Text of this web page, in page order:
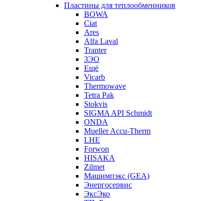
Пластины для теплообменников
BOWA
Ciat
Ares
Alfa Laval
Tranter
ЗЭО
Ещё
Vicarb
Thermowave
Tetra Pak
Stokvis
SIGMA API Schmidt
ONDA
Mueller Accu-Therm
LHE
Forwon
HISAKA
Zilmet
Машимпэкс (GEA)
Энергосервис
ЭксЭко